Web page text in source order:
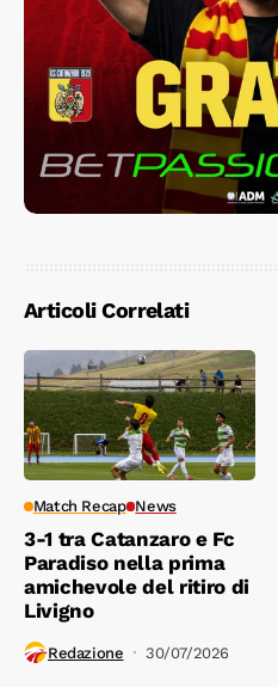
Articoli Correlati
Match Recap News
3-1 tra Catanzaro e Fc
Paradiso nella prima
amichevole del ritiro di
Livigno
Redazione 30/07/2026